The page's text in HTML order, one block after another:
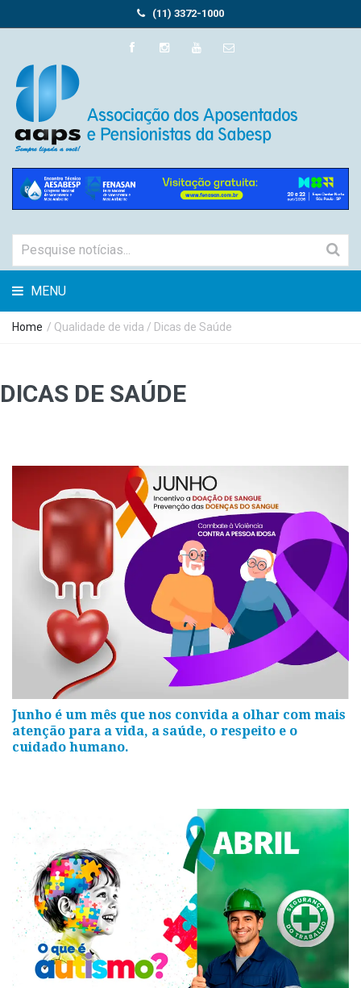
(11) 3372-1000
MENU
Home / Qualidade de vida / Dicas de Saúde
DICAS DE SAÚDE
Junho é um mês que nos convida a olhar com mais
atenção para a vida, a saúde, o respeito e o
cuidado humano.